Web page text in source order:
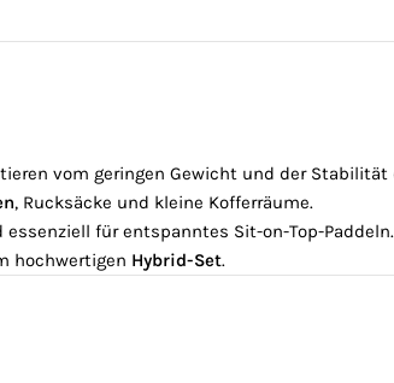
vom geringen Gewicht und der Stabilität
, Rucksäcke und kleine Kofferräume.
für entspanntes Sit-on-Top-Paddeln.
hochwertigen Hybrid-Set.